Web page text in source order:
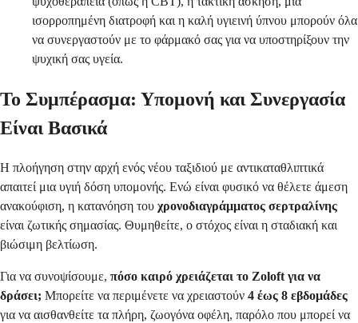
ισορροπημένη διατροφή και η καλή υγιεινή ύπνου μπορούν όλα
να συνεργαστούν με το φάρμακό σας για να υποστηρίξουν την
ψυχική σας υγεία.
Το Συμπέρασμα: Υπομονή και Συνεργασία
Είναι Βασικά
Η πλοήγηση στην αρχή ενός νέου ταξιδιού με αντικαταθλιπτικά
απαιτεί μια υγιή δόση υπομονής. Ενώ είναι φυσικό να θέλετε άμεση
ανακούφιση, η κατανόηση του χρονοδιαγράμματος σερτραλίνης
είναι ζωτικής σημασίας. Θυμηθείτε, ο στόχος είναι η σταδιακή και
βιώσιμη βελτίωση.
Για να συνοψίσουμε, πόσο καιρό χρειάζεται το Zoloft για να
δράσει; Μπορείτε να περιμένετε να χρειαστούν 4 έως 8 εβδομάδες
για να αισθανθείτε τα πλήρη, ζωογόνα οφέλη, παρόλο που μπορεί να